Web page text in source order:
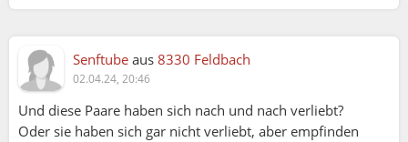
Senftube aus 8330 Feldbach
02.04.24, 20:46
Und diese Paare haben sich nach und nach verliebt?
Oder sie haben sich gar nicht verliebt, aber empfinden